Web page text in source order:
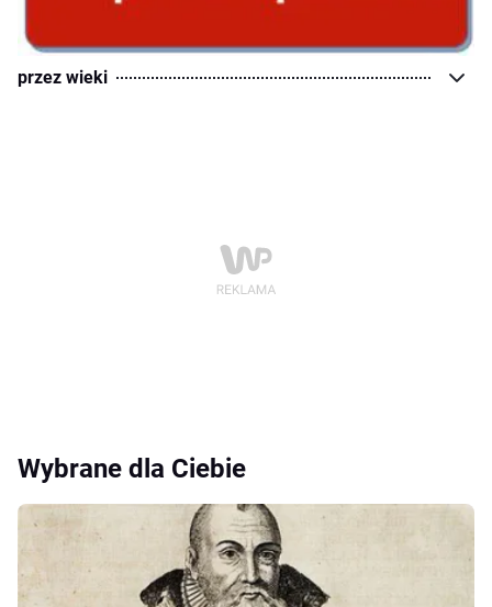
przez wieki
Wybrane dla Ciebie